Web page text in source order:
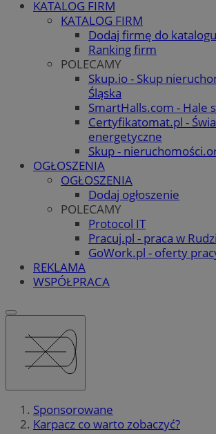
KATALOG FIRM
KATALOG FIRM
Dodaj firmę do katalogu
Ranking firm
POLECAMY
Skup.io - Skup
Śląska
SmartHalls.com - Hale
Certyfikatomat.pl -
energetyczne
Skup -
OGŁOSZENIA
OGŁOSZENIA
Dodaj ogłoszenie
POLECAMY
Protocol IT
Pracuj.pl - praca w
GoWork.pl - oferty
REKLAMA
WSPÓŁPRACA
Sponsorowane
Karpacz co warto zobaczyć?